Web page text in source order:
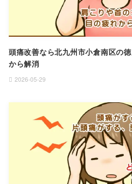
頭痛改善なら北九州市小倉南区の
から解消
2026-05-29